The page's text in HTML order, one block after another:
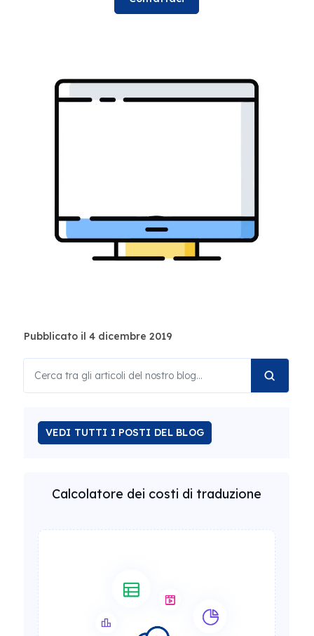
Pubblicato il 4 dicembre 2019
VEDI TUTTI I POSTI DEL BLOG
Calcolatore dei costi di traduzione